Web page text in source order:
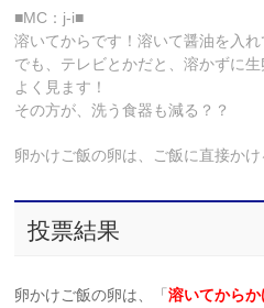
■MC：j-i■
溶いてからです！溶いて醤油を入
でも、テレビとかだと、溶かずに
よく見ます！
その方が、洗う食器も減る？？
卵かけご飯の卵は、ご飯に直接か
投票結果
卵かけご飯の卵は、「溶いてからか